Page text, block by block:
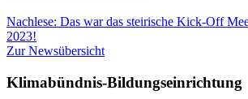
Nachlese: Das war das steirische Kick-Off
2023!
Zur Newsübersicht
Klimabündnis-Bildungseinrichtung